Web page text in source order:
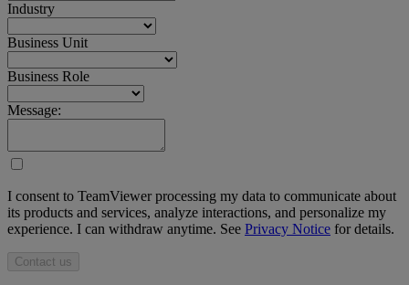
Industry
Business Unit
Business Role
Message:
I consent to TeamViewer processing my data to communicate about
its products and services, analyze interactions, and personalize my
experience. I can withdraw anytime. See Privacy Notice for details.
Contact us